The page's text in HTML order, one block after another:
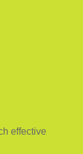
effective